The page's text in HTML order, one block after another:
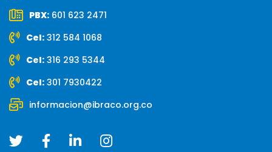
PBX: 601 623 2471
Cel: 312 584 1068
Cel: 316 293 5344
Cel: 301 7930422
informacion@ibraco.org.co